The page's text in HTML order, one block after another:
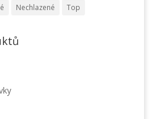
Nechlazené Top